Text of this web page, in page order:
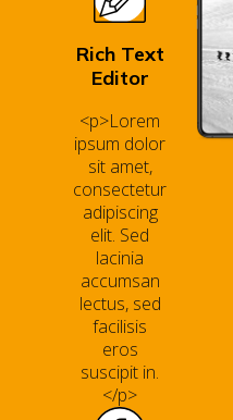
Rich Text
Editor
<p>Lorem
ipsum dolor
sit amet,
consectetur
adipiscing
elit. Sed
lacinia
accumsan
lectus, sed
facilisis
eros
suscipit in.
</p>